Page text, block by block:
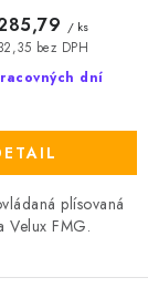
dní
bez DPH
/ ks
plísovaná
Velux FMG.